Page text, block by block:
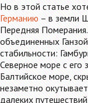
Но в этой статье
Германию– в земли
Передняя
объединенных
стабильности:
Северное море с его
Балтийское море,
незаметно
далеких